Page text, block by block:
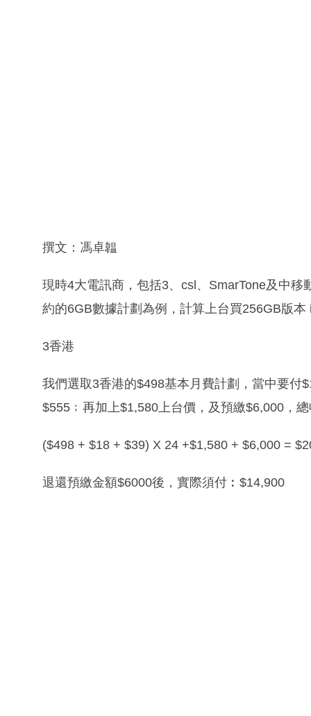
撰文：馮卓韞
現時4大電訊商，包括3、csl、SmarTone及中
約的6GB數據計劃為例，計算上台買256GB版
3香港
我們選取3香港的$498基本月費計劃，當中要付
$555﹔再加上$1,580上台價，及預繳$6,000，
($498 + $18 + $39) X 24 +$1,580 + $6,000 =
退還預繳金額$6000後，實際須付︰$14,900